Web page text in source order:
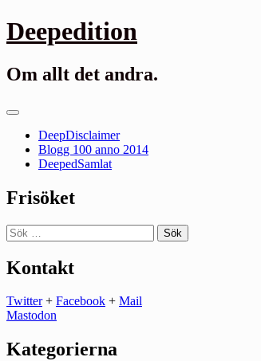
Gå
till
Deepedition
Om allt det andra.
Primär
DeepDisclaimer
Blogg 100 anno 2014
DeepedSamlat
Frisöket
Sök
efter:
Kontakt
Twitter+ Facebook + Mail
Mastodon
Kategorierna